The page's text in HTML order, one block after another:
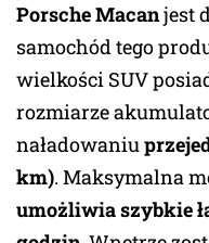
Porsche Macanjest
samochód tego
wielkości SUV
rozmiarze
naładowaniu
km). Maksymalna
umożliwia szybkie